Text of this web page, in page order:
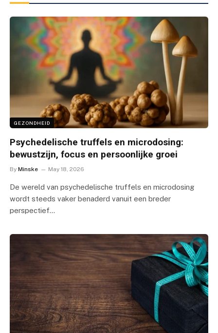
GEZONDHEID
Psychedelische truffels en microdosing:
bewustzijn, focus en persoonlijke groei
By Minske May 18, 2026
De wereld van psychedelische truffels en microdosing
wordt steeds vaker benaderd vanuit een breder
perspectief…